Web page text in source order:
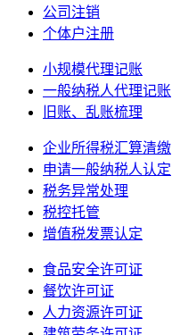
公司注销
个体户注册
小规模代理记账
一般纳税人代理记账
旧账、乱账梳理
企业所得税汇算清缴
申请一般纳税人认定
税务异常处理
税控托管
增值税发票认定
食品安全许可证
餐饮许可证
人力资源许可证